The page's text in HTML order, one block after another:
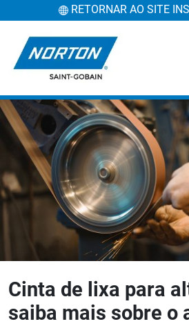
RETORNAR AO SITE
Cinta de lixa para
saiba mais sobre o